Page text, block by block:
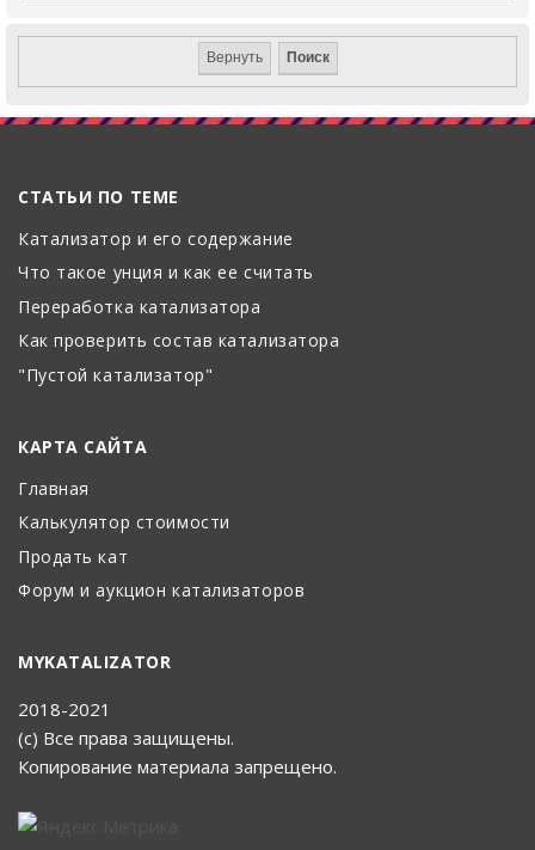
СТАТЬИ ПО ТЕМЕ
Катализатор и его содержание
Что такое унция и как ее считать
Переработка катализатора
Как проверить состав катализатора
"Пустой катализатор"
КАРТА САЙТА
Главная
Калькулятор стоимости
Продать кат
Форум и аукцион катализаторов
MYKATALIZATOR
2018-2021
(с) Все права защищены.
Копирование материала запрещено.